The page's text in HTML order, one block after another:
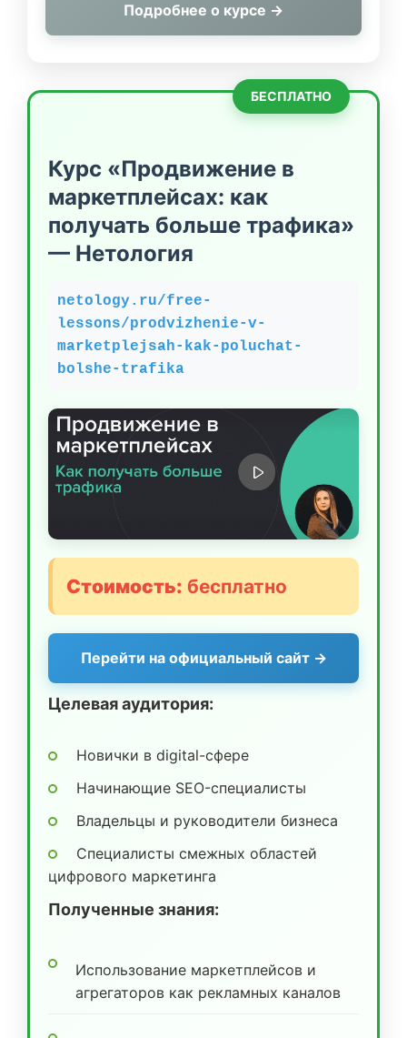
Подробнее о курсе →
БЕСПЛАТНО
Курс «Продвижение в
маркетплейсах: как
получать больше трафика»
— Нетология
netology.ru/free-
lessons/prodvizhenie-v-
marketplejsah-kak-poluchat-
bolshe-trafika
Стоимость: бесплатно
Перейти на официальный сайт →
Целевая аудитория:
Новички в digital-сфере
Начинающие SEO-специалисты
Владельцы и руководители бизнеса
Специалисты смежных областей
цифрового маркетинга
Полученные знания:
Использование маркетплейсов и
агрегаторов как рекламных каналов